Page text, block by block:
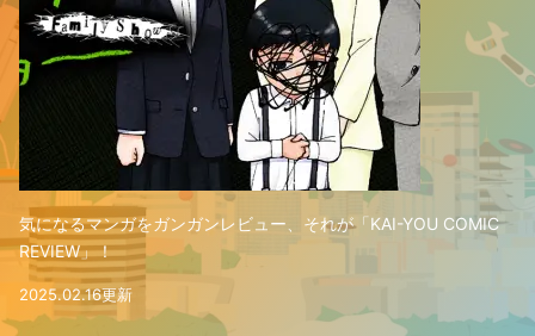
気になるマンガをガンガンレビュー、それが「KAI-YOU COMIC
REVIEW」！
2025.02.16更新